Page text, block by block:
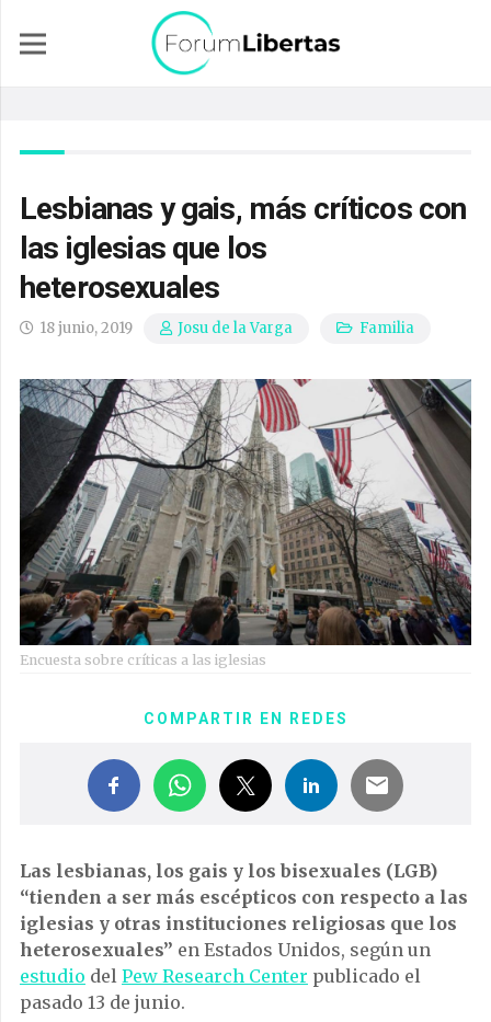
Lesbianas y gais, más críticos con
las iglesias que los
heterosexuales
18 junio, 2019 Josu de la Varga Familia
Encuesta sobre críticas a las iglesias
COMPARTIR EN REDES
Las lesbianas, los gais y los bisexuales (LGB)
“tienden a ser más escépticos con respecto a las
iglesias y otras instituciones religiosas que los
heterosexuales” en Estados Unidos, según un
estudio del Pew Research Center publicado el
pasado 13 de junio.